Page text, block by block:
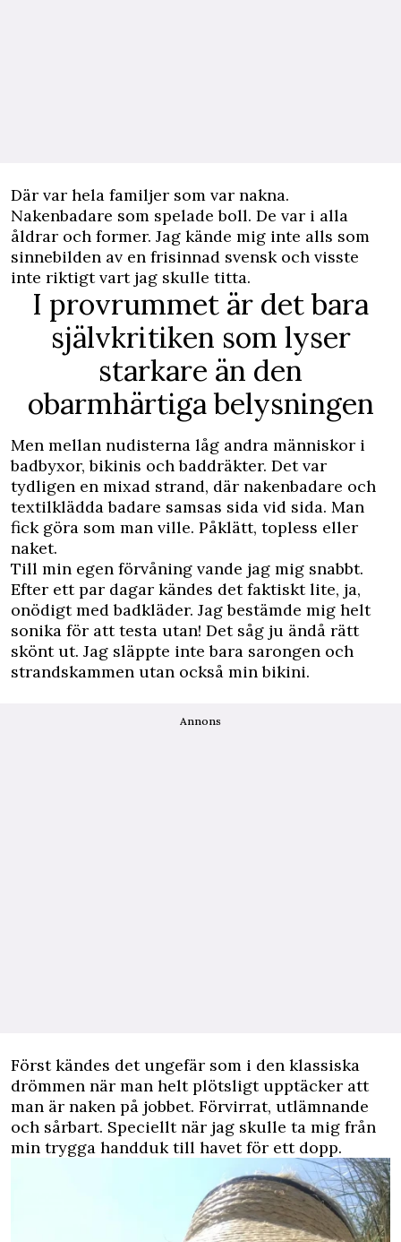
Där var hela familjer som var nakna.
Nakenbadare som spelade boll. De var i alla
åldrar och former. Jag kände mig inte alls som
sinnebilden av en frisinnad svensk och visste
inte riktigt vart jag skulle titta.
I provrummet är det bara
självkritiken som lyser
starkare än den
obarmhärtiga belysningen
Men mellan nudisterna låg andra människor i
badbyxor, bikinis och baddräkter. Det var
tydligen en mixad strand, där nakenbadare och
textilklädda badare samsas sida vid sida. Man
fick göra som man ville. Påklätt, topless eller
naket.
Till min egen förvåning vande jag mig snabbt.
Efter ett par dagar kändes det faktiskt lite, ja,
onödigt med badkläder. Jag bestämde mig helt
sonika för att testa utan! Det såg ju ändå rätt
skönt ut. Jag släppte inte bara sarongen och
strandskammen utan också min bikini.
Annons
Först kändes det ungefär som i den klassiska
drömmen när man helt plötsligt upptäcker att
man är naken på jobbet. Förvirrat, utlämnande
och sårbart. Speciellt när jag skulle ta mig från
min trygga handduk till havet för ett dopp.